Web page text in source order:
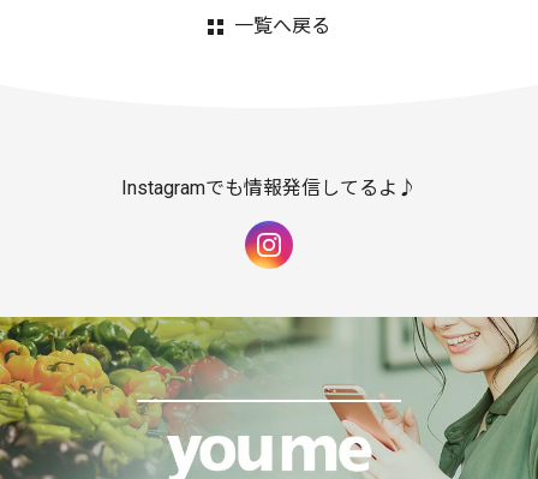
一覧へ戻る
Instagramでも情報発信してるよ♪